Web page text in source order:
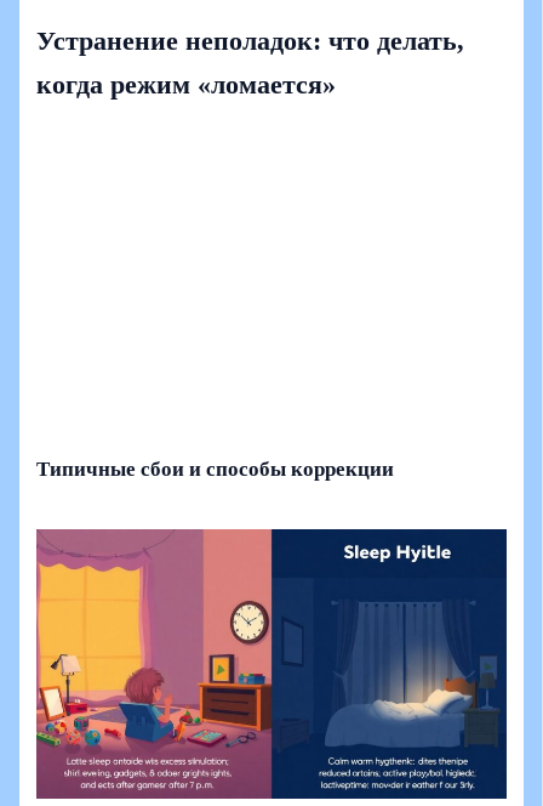
Устранение неполадок: что делать,
когда режим «ломается»
Типичные сбои и способы коррекции